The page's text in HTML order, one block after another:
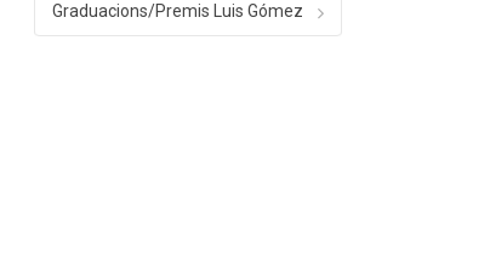
Graduacions/Premis Luis Gómez